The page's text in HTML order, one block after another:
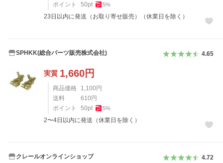
ポイント
50pt 5%
23日以内に発送（お取り寄せ販売）（休業日を除く）
SPHKK(総合パーツ販売株式会社) 4.65
実質 1,660円
商品価格 1,100 円
送料
610 円
ポイント
50pt 5%
2〜4日以内に発送（休業日を除く）
クレールオンラインショップ 4.72